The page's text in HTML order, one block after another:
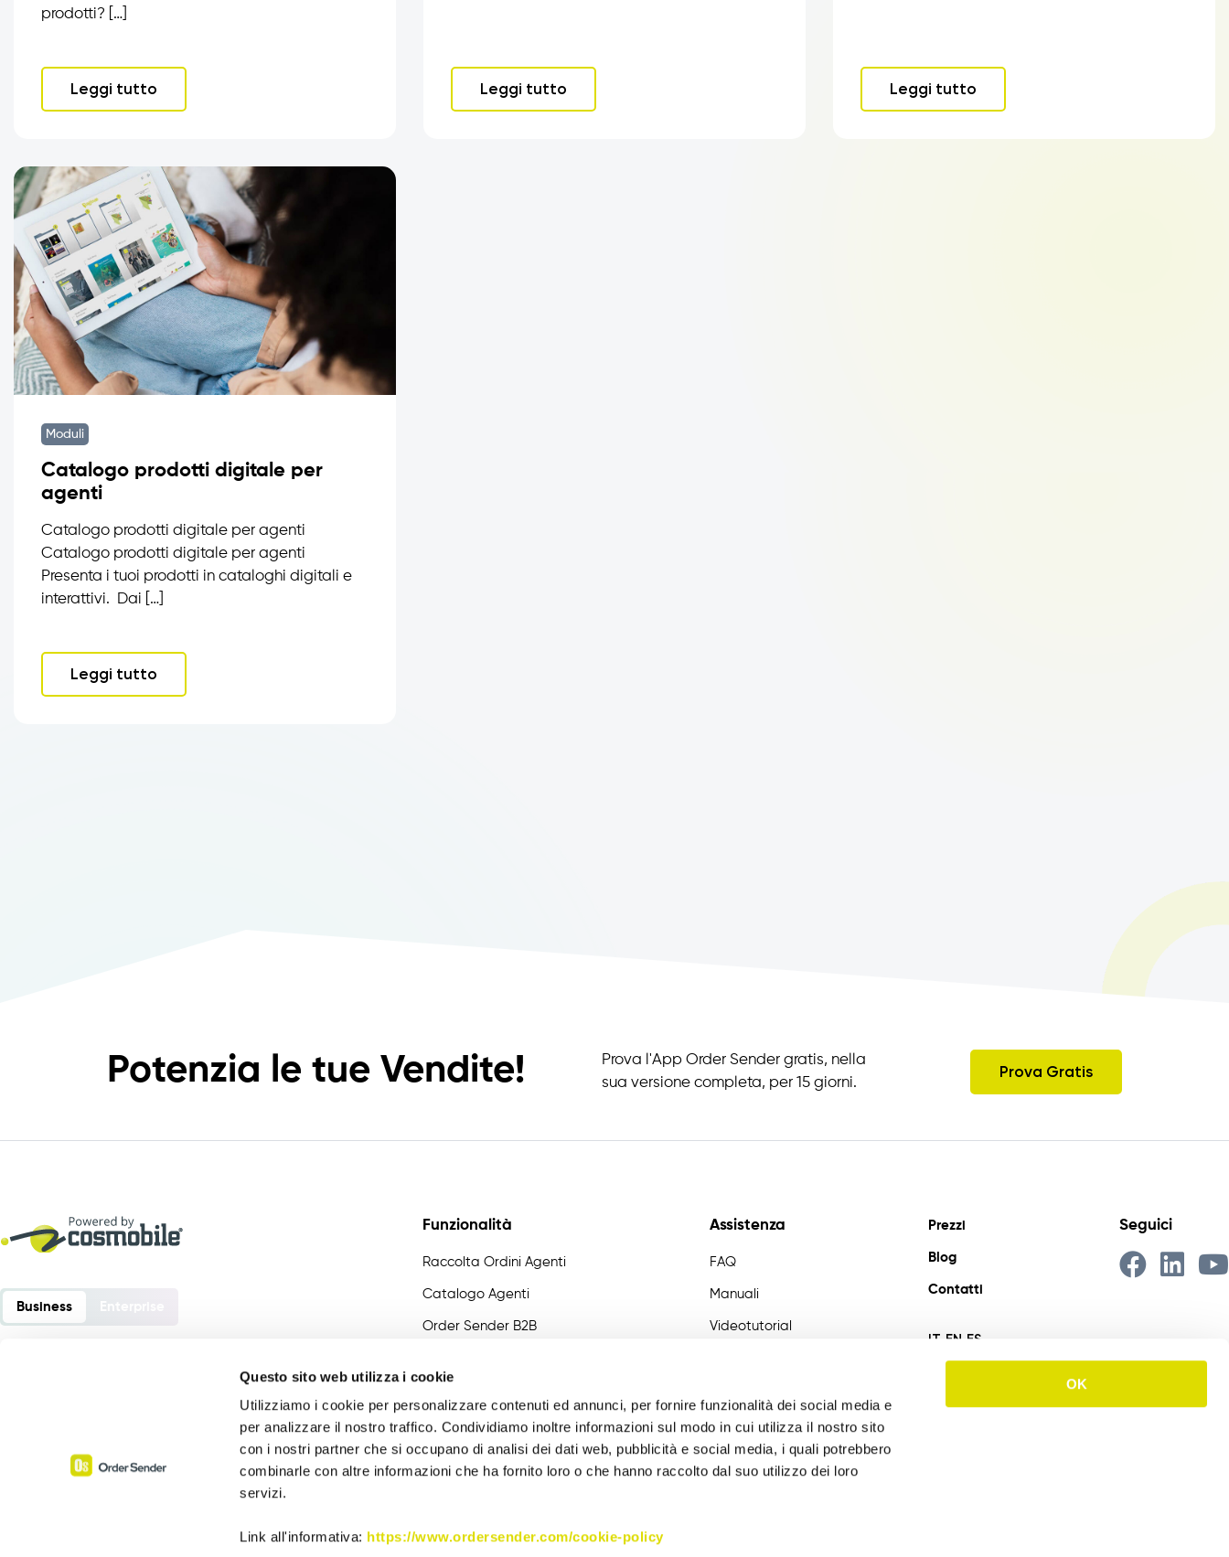
Questo sito web utilizza i cookie
Utilizziamo i cookie per personalizzare contenuti ed annunci, per fornire funzionalità dei social media e
per analizzare il nostro traffico. Condividiamo inoltre informazioni sul modo in cui utilizza il nostro sito
con i nostri partner che si occupano di analisi dei dati web, pubblicità e social media, i quali potrebbero
combinarle con altre informazioni che ha fornito loro o che hanno raccolto dal suo utilizzo dei loro
servizi.
Link all'informativa: https://www.ordersender.com/cookie-policy
OK
prodotti? […]
Leggi tutto Leggi tutto Leggi tutto
Moduli
Catalogo prodotti digitale per
agenti
Catalogo prodotti digitale per agenti
Catalogo prodotti digitale per agenti
Presenta i tuoi prodotti in cataloghi digitali e
interattivi. Dai […]
Leggi tutto
Potenzia le tue Vendite!
Prova l'App Order Sender gratis, nella
sua versione completa, per 15 giorni.
Prova Gratis
Business
Order Sender è un software sviluppato da:
Via Europa 6 – 40061 Minerbio (BO) – Italia
Funzionalità
Raccolta Ordini Agenti
Catalogo Agenti
Order Sender B2B
Anagrafiche Certificate
Provvigioni
Assistenza
FAQ
Manuali
Videotutorial
Prezzi
Blog
Contatti
IT EN ES
Seguici